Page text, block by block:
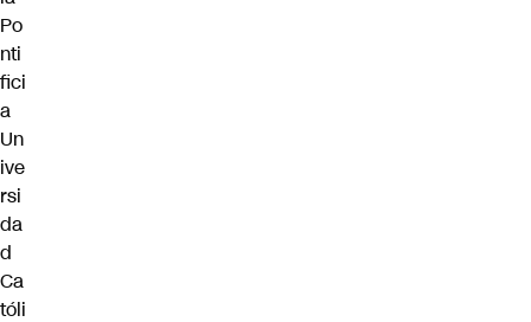
Po
nti
fici
a
Un
ive
rsi
da
d
Ca
tóli